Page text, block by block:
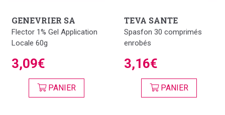
GENEVRIER SA
Flector 1% Gel Application
Locale 60g
3,09€
PANIER
TEVA SANTE
Spasfon 30 comprimés
enrobés
3,16€
PANIER